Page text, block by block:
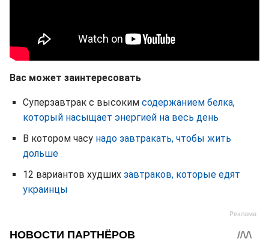
Вас может заинтересовать
Суперзавтрак с высоким содержанием белка,
который насыщает энергией на весь день
В котором часу надо завтракать, чтобы жить
дольше
12 вариантов худших завтраков, которые едят
украинцы